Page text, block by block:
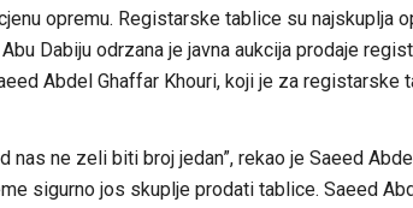
opremu. Registarske tablice su najskuplja
Dabiju odrzana je javna aukcija prodaje
Abdel Ghaffar Khouri, koji je za registarske
nas ne zeli biti broj jedan”, rekao je Saeed
sigurno jos skuplje prodati tablice. Saeed